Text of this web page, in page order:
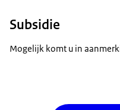
Subsidie
Mogelijk komt u in